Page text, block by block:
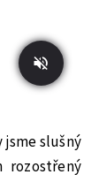
slušný